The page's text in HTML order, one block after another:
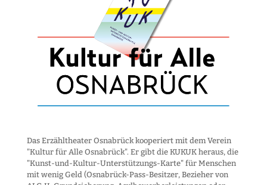
Das Erzähltheater Osnabrück kooperiert mit dem Verein
"Kultur für Alle Osnabrück". Er gibt die KUKUK heraus, die
"Kunst-und-Kultur-Unter­stützungs-Karte" für Menschen
mit wenig Geld (Osnabrück-Pass-Besitzer, Bezieher von